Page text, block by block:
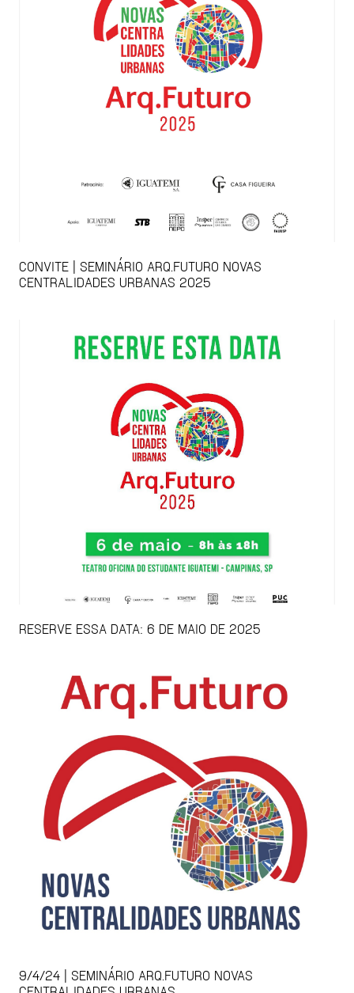
CONVITE | SEMINÁRIO ARQ.FUTURO NOVAS
CENTRALIDADES URBANAS 2025
RESERVE ESSA DATA: 6 DE MAIO DE 2025
9/4/24 | SEMINÁRIO ARQ.FUTURO NOVAS